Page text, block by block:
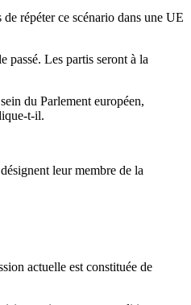
répéter ce scénario dans une UE
passé. Les partis seront à la
du Parlement européen,
t-il.
leur membre de la
actuelle est constituée de